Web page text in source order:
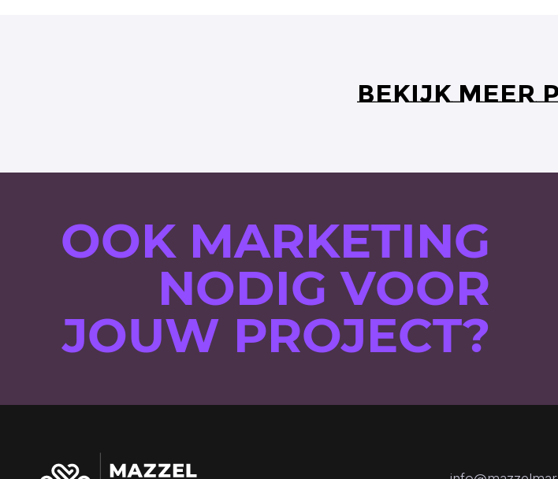
Bekijk meer
OOK MARKETING
NODIG VOOR
JOUW PROJECT?